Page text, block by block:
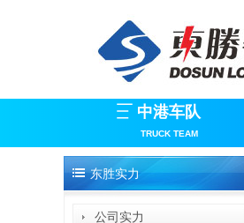
中港车队
TRUCK TEAM
东胜实力
公司实力